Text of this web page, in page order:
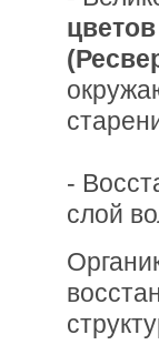
-
слой